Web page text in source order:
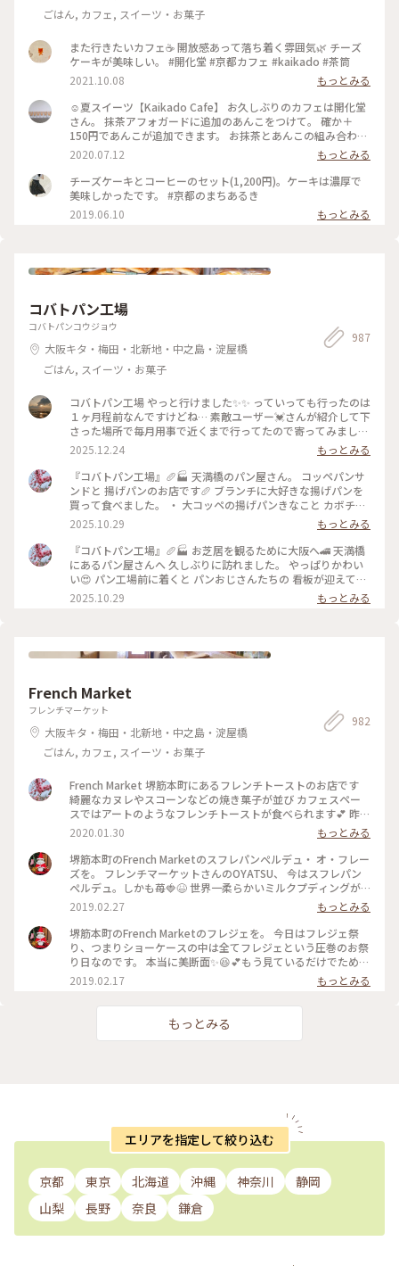
ごはん, カフェ, スイーツ・お菓子
また行きたいカフェ☕️ 開放感あって落ち着く雰囲気🌿 チーズ
ケーキが美味しい。 #開化堂 #京都カフェ #kaikado #茶筒
2021.10.08
もっとみる
☺︎夏スイーツ【Kaikado Cafe】 お久しぶりのカフェは開化堂
さん。 抹茶アフォガードに追加のあんこをつけて。 確か＋
150円であんこが追加できます。 お抹茶とあんこの組み合わせ
は大好きなので迷わず追加…♪ちなみにあんこは、大好きな中
村製餡所さんのもの。きっと最中の皮も。以前 #中村製餡所 さ
んご紹介していますので良かったら☺︎ そして暑いので、水出
し茶をチョイス。 振って自分の好きな濃さにして頂きます。
お茶はおかわりも頂けるんですよ◎ ☺︎ 現在は、満席だとテイ
クアウトのみになるそうです。席の予約はできませんが、電話
になり、ばたばたと毎日を過ごしています。なかなか投稿が追
りペースになりますが、これからもよろしくお願いします☺︎
2020.07.12
もっとみる
チーズケーキとコーヒーのセット(1,200円)。ケーキは濃厚で
美味しかったです。 #京都のまちあるき
2019.06.10
もっとみる
コバトパン工場
コバトパンコウジョウ
大阪キタ・梅田・北新地・中之島・淀屋橋
ごはん, スイーツ・お菓子
987
コバトパン工場 やっと行けました✨✨ っていっても行ったのは
１ヶ月程前なんですけどね… 素敵ユーザー💓さんが紹介して下
さった場所で毎月用事で近くまで行ってたので寄ってみました
☺️ 食べたのは揚げたてきなこパンとプルコギサンド🌭 コッペ
パンはふわっふわであっという間に食べ終わった💦 毎月寄っ
ちゃおうかな？🤣
2025.12.24
もっとみる
『コバトパン工場』🥖🏭 天満橋のパン屋さん。 コッペパンサ
ンドと 揚げパンのお店です🥖 ブランチに大好きな揚げパンを
買って食べました。 ・ 大コッペの揚げパンきなこと カボチャ
のモンブランサンド🎃 モジャモジャ顔とオレオのお口が おと
ぼけです😜 外の小窓からコーヒーと 揚げたてのパンをもらっ
て すぐにお店の前の小さなテーブルで いただきました😋 アツ
アツのふわふわの揚げパンが 最高です💕 ・ ・ #ことりっぷと
一緒 #ことりっぷ #秋の装い #コバトパン工場 #コバトパン #コ
ッペパン #コバトパンサンド #揚げパン #パン #大阪のパン屋
さん #パン屋さん #パン屋 #ベーカリー #ベーカリーカフェ #天
2025.10.29
もっとみる
『コバトパン工場』🥖🏭 お芝居を観るために大阪へ🚄 天満橋
にあるパン屋さんへ 久しぶりに訪れました。 やっぱりかわい
い😍 パン工場前に着くと パンおじさんたちの 看板が迎えてく
れます💕 物語の世界に入り込んだような かわいらしいパン屋
さん🥖 小さな店舗にはたくさんの コッペパンが並びます。 パ
一緒 #ことりっぷ #秋の装い #コバトパン工場 #コバトパン #コ
フェ #旅のごはん #天満橋 #大阪 #ことりっぷ大阪 #ひとり旅
2025.10.29 もっとみる
French Market
フレンチマーケット
大阪キタ・梅田・北新地・中之島・淀屋橋
ごはん, カフェ, スイーツ・お菓子
982
French Market 堺筋本町にあるフレンチトーストのお店です
綺麗なカヌレやスコーンなどの焼き菓子が並び カフェスペー
スではアートのようなフレンチトーストが食べられます💕 昨
年訪れたので紹介します #美味しい大阪 #フレンチマーケット
#カフェ #フレンチトースト #カヌレ #大阪スイーツ #大阪カフ
ェ #大阪 #ことりっぷ大阪
2020.01.30
もっとみる
堺筋本町のFrench Marketのスフレパンぺルデュ・ オ・フレー
ズを。 フレンチマーケットさんのOYATSU、 今はスフレパン
ぺルデュ。しかも苺🍓😆 世界一柔らかいミルクプディングが
添えられてて、厚熱々でやけどしそうな美味しさのフレンチト
ースト‼️色々すごくて説明しきれません。 プレートの上はもう
美しすぎる絵のようです。。。ため息でちゃう もう、有史史上
最強のフレンチトーストといいたい✊ これに勝てるやつ、おる
やろか？そして、こんな美味しい食べ物あっていいのかー かー
#OYATSU #スフレパンぺルデュ #いちご #いちコレ🍓 #朝ごパ
阪 #堺筋本町 #本町 #大阪カフェ #フレンチマーケット
#frenchmarket #2019はるのパンまつり🍞
2019.02.27
もっとみる
堺筋本町のFrench Marketのフレジェを。 今日はフレジェ祭
り、つまりショーケースの中は全てフレジェという圧巻のお祭
り日なのです。 本当に美断面✨😆💕もう見ているだけでため息
です。フレンチマーケットのフレジェはクレームムースリーム
が嘘みたいに軽やかで、甘くて香りの強いいちごが際立ちま
す。めちゃめちゃ美味しい✨ あー春だなあ🎵 #フレジェ #フレ
ジェまつり #いちご #いちコレ🍓 #ケーキ #スイーツ #カフェ #
超人気 #冬のごちそう #堺筋本町 #本町 #大阪カフェ #ことりっ
2019.02.17 もっとみる
もっとみる
エリアを指定して絞り込む
京都 東京 北海道 沖縄 神奈川
静岡
山梨
長野 奈良 鎌倉